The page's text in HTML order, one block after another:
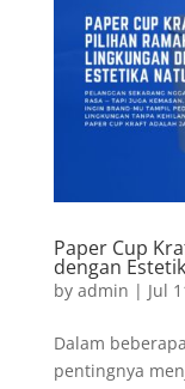
Paper Cup
dengan
by admin | Jul
Dalam
pentingnya